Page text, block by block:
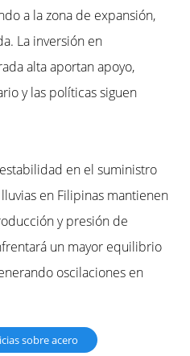
a la zona de expansión,
La inversión en
alta aportan apoyo,
y las políticas siguen
en el suministro
en Filipinas mantienen
y presión de
un mayor equilibrio
oscilaciones en
sobre acero